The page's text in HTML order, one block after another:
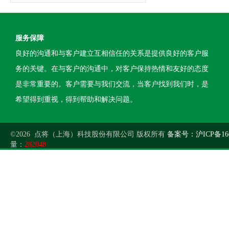
服务保障
良好的沟通和与客户建立互相信任的关系是提供良好的客户服
务的关键。在与客户的沟通中，对客户保持热情和友好的态度
是非常重要的。客户需要与我们交流，当客户找到我们时，是
希望得到重视，得到帮助和解决问题。
©2026 点将（上海）科技股份有限公司 版权所有 备案号：沪ICP备
量： 282048